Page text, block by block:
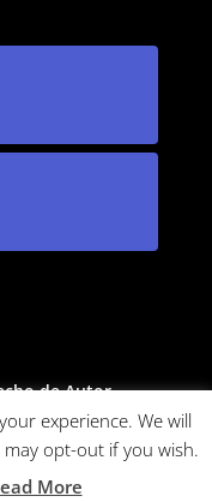
de Autor
experience. We will
opt-out if you wish.
More